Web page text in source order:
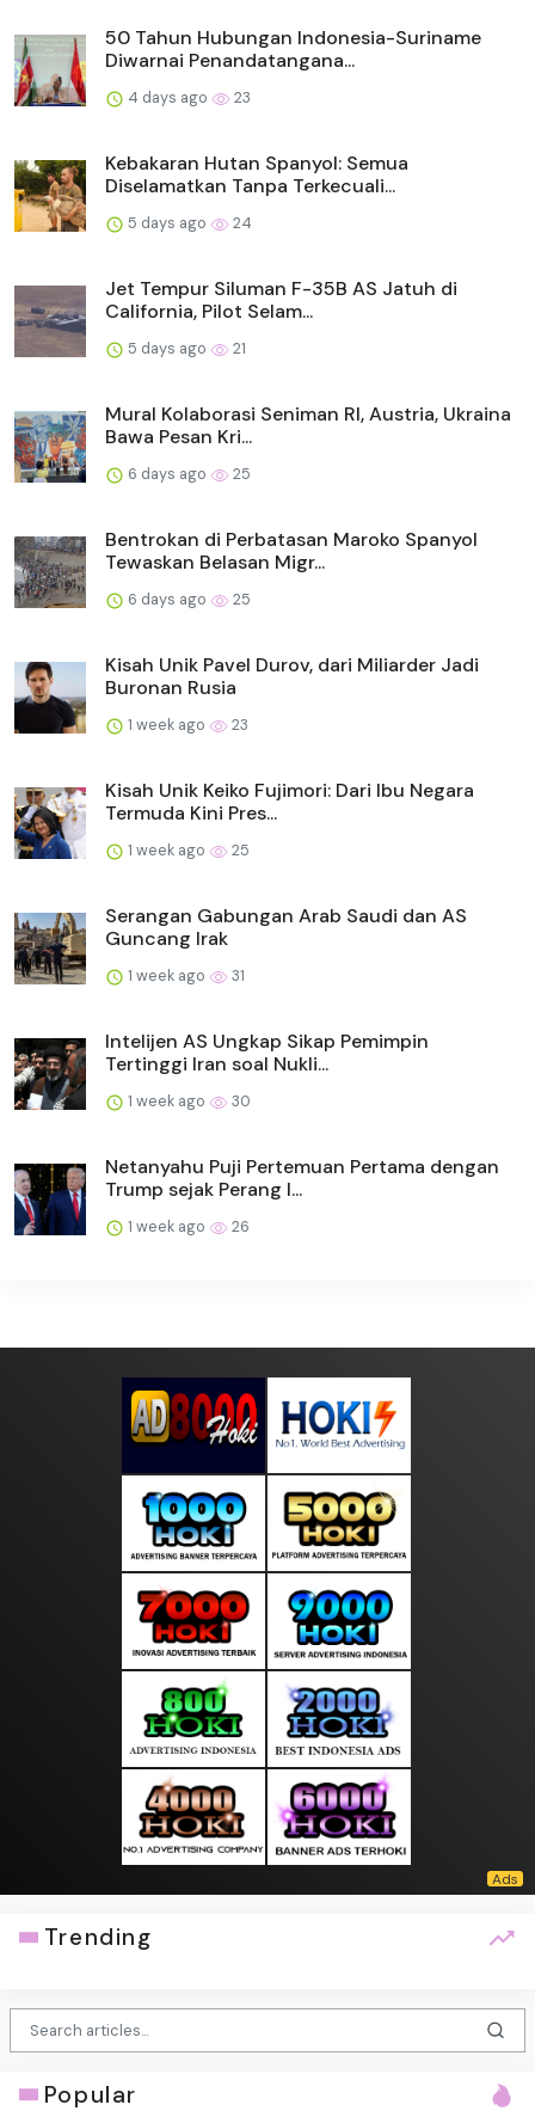
50 Tahun Hubungan Indonesia-Suriname
Diwarnai Penandatangana...
4 days ago 23
Kebakaran Hutan Spanyol: Semua
Diselamatkan Tanpa Terkecuali...
5 days ago 24
Jet Tempur Siluman F-35B AS Jatuh di
California, Pilot Selam...
5 days ago 21
Mural Kolaborasi Seniman RI, Austria, Ukraina
Bawa Pesan Kri...
6 days ago 25
Bentrokan di Perbatasan Maroko Spanyol
Tewaskan Belasan Migr...
6 days ago 25
Kisah Unik Pavel Durov, dari Miliarder Jadi
Buronan Rusia
1 week ago 23
Kisah Unik Keiko Fujimori: Dari Ibu Negara
Termuda Kini Pres...
1 week ago 25
Serangan Gabungan Arab Saudi dan AS
Guncang Irak
1 week ago 31
Intelijen AS Ungkap Sikap Pemimpin
Tertinggi Iran soal Nukli...
1 week ago 30
Netanyahu Puji Pertemuan Pertama dengan
Trump sejak Perang I...
1 week ago 26
Trending
Popular